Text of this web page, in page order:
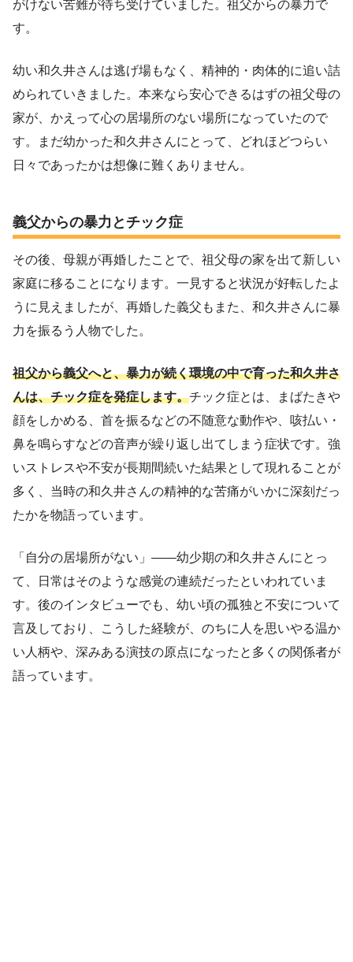
がけない苦難が待ち受けていました。祖父からの暴力で
す。
幼い和久井さんは逃げ場もなく、精神的・肉体的に追い詰
められていきました。本来なら安心できるはずの祖父母の
家が、かえって心の居場所のない場所になっていたので
す。まだ幼かった和久井さんにとって、どれほどつらい
日々であったかは想像に難くありません。
義父からの暴力とチック症
その後、母親が再婚したことで、祖父母の家を出て新しい
家庭に移ることになります。一見すると状況が好転したよ
うに見えましたが、再婚した義父もまた、和久井さんに暴
力を振るう人物でした。
祖父から義父へと、暴力が続く環境の中で育った和久井さ
んは、チック症を発症します。チック症とは、まばたきや
顔をしかめる、首を振るなどの不随意な動作や、咳払い・
鼻を鳴らすなどの音声が繰り返し出てしまう症状です。強
いストレスや不安が長期間続いた結果として現れることが
多く、当時の和久井さんの精神的な苦痛がいかに深刻だっ
たかを物語っています。
「自分の居場所がない」——幼少期の和久井さんにとっ
て、日常はそのような感覚の連続だったといわれていま
す。後のインタビューでも、幼い頃の孤独と不安について
言及しており、こうした経験が、のちに人を思いやる温か
い人柄や、深みある演技の原点になったと多くの関係者が
語っています。